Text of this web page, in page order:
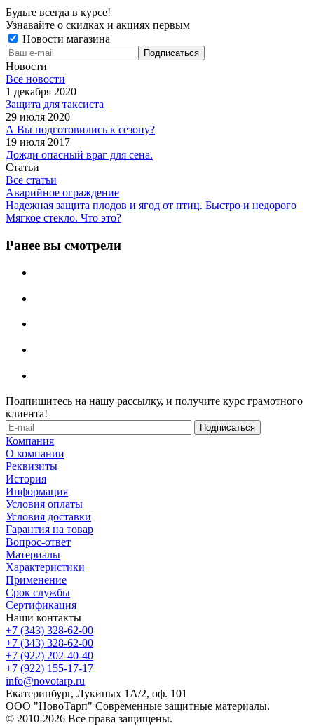
Будьте всегда в курсе!
Узнавайте о скидках и акциях первым
Новости магазина
Новости
Все новости
1 декабря 2020
Защита для таксиста
29 июля 2020
А Вы подготовились к сезону?
19 июля 2017
Дожди опасный враг для сена.
Статьи
Все статьи
Аварийное ограждение
Надежная защита плодов и ягод от птиц. Быстро и недорого
Мягкое стекло. Что это?
Ранее вы смотрели
Подпишитесь на нашу рассылку, и получите курс грамотного
клиента!
Компания
О компании
Реквизиты
История
Информация
Условия оплаты
Условия доставки
Гарантия на товар
Вопрос-ответ
Материалы
Характеристики
Применение
Срок службы
Сертификация
Наши контакты
+7 (343) 328-62-00
+7 (343) 328-62-00
+7 (922) 202-40-40
+7 (922) 155-17-17
info@novotarp.ru
Екатеринбург, Лукиных 1А/2, оф. 101
ООО "НовоТарп" Современные защитные материалы.
© 2010-2026 Все права защищены.